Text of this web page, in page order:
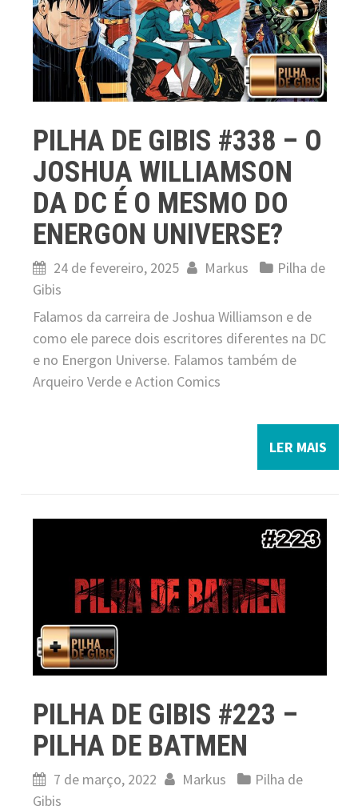
PILHA DE GIBIS #338 – O
JOSHUA WILLIAMSON
DA DC É O MESMO DO
ENERGON UNIVERSE?
24 de fevereiro, 2025 Markus
Pilha de
Gibis
Falamos da carreira de Joshua Williamson e de
como ele parece dois escritores diferentes na DC
e no Energon Universe. Falamos também de
Arqueiro Verde e Action Comics
LER MAIS
PILHA DE GIBIS #223 –
PILHA DE BATMEN
7 de março, 2022 Markus
Pilha de
Gibis